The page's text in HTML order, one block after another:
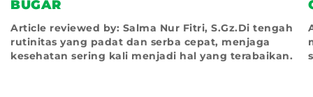
BUGAR
Article reviewed by: Salma Nur Fitri, S.Gz.Di tengah
rutinitas yang padat dan serba cepat, menjaga
kesehatan sering kali menjadi hal yang terabaikan.